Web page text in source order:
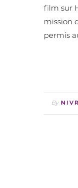
film sur
mission
permis
By